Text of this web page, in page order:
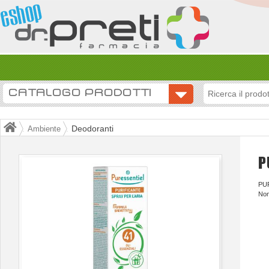
CATALOGO PRODOTTI
Ambiente Deodoranti